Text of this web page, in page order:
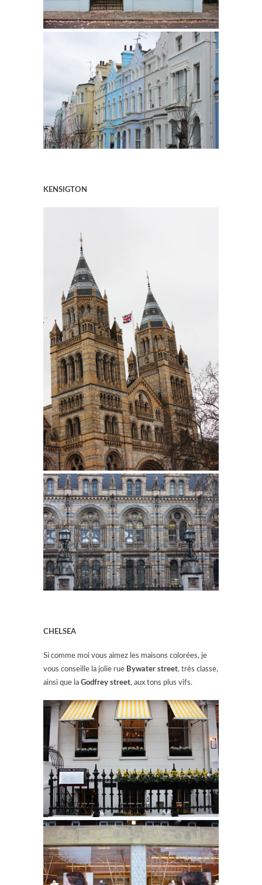
KENSIGTON
CHELSEA
Si comme moi vous aimez les maisons colorées, je
vous conseille la jolie rue Bywater street, très classe,
ainsi que la Godfrey street, aux tons plus vifs.